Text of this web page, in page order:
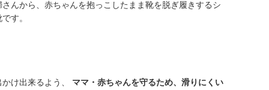
んから、赤ちゃんを抱っこしたまま靴を脱ぎ履きするシ
す。
け出来るよう、 ママ・赤ちゃんを守るため、滑りにくい